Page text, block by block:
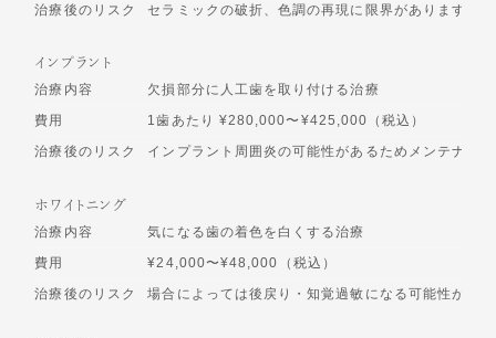
治療後のリスク
セラミックの破折、色調の再現に限界があります
インプラント
治療内容
欠損部分に人工歯を取り付ける治療
費用
1歯あたり ¥280,000〜¥425,000（税込）
治療後のリスク
インプラント周囲炎の可能性があるためメンテナン
ホワイトニング
治療内容
気になる歯の着色を白くする治療
費用
¥24,000〜¥48,000（税込）
治療後のリスク
場合によっては後戻り・知覚過敏になる可能性があ